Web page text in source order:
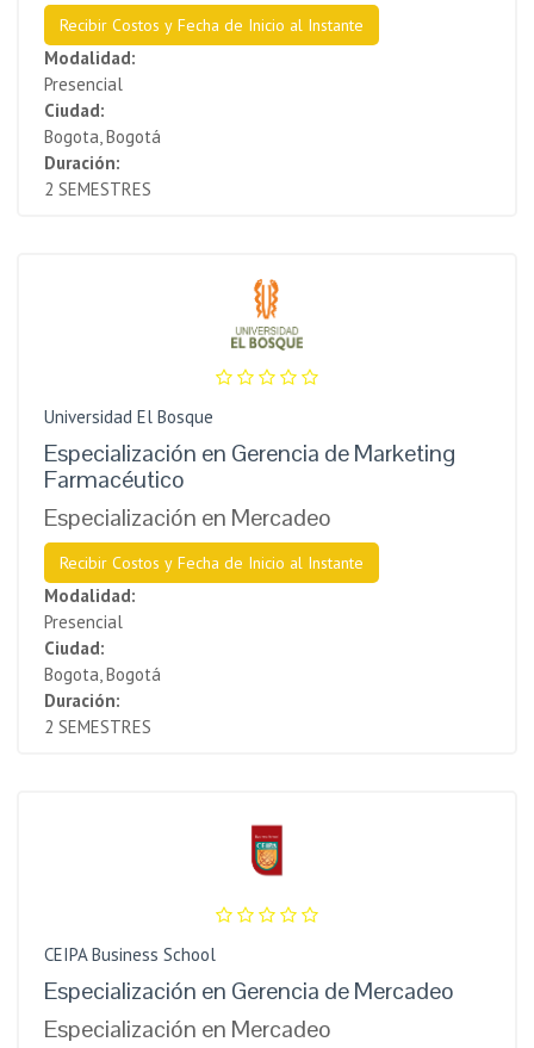
Recibir Costos y Fecha de Inicio al Instante
Modalidad:
Presencial
Ciudad:
Bogota, Bogotá
Duración:
2 SEMESTRES
Universidad El Bosque
Especialización en Gerencia de Marketing
Farmacéutico
Especialización en Mercadeo
Recibir Costos y Fecha de Inicio al Instante
Modalidad:
Presencial
Ciudad:
Bogota, Bogotá
Duración:
2 SEMESTRES
CEIPA Business School
Especialización en Gerencia de Mercadeo
Especialización en Mercadeo